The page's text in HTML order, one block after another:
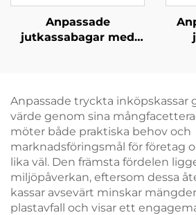
Anpassade
jutkassabagar med
utmärkta för picknick,
camping, strand och
utomhusaktiviteter
Anpassade tryckta inköpskassar
värde genom sina
möter både praktiska behov och
marknadsföringsmål för företag
lika väl. Den främsta fördelen
miljöpåverkan, eftersom dessa
kassar avsevärt minskar
plastavfall och visar ett